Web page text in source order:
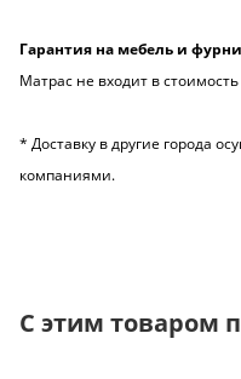
Гарантия на мебель и
Матрас не входит в
* Доставку в другие города
компаниями.
С этим товаром